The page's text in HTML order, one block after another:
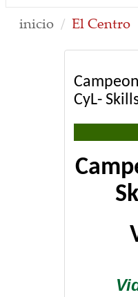
inicio El Centro
CyL-